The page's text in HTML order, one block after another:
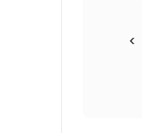
‹